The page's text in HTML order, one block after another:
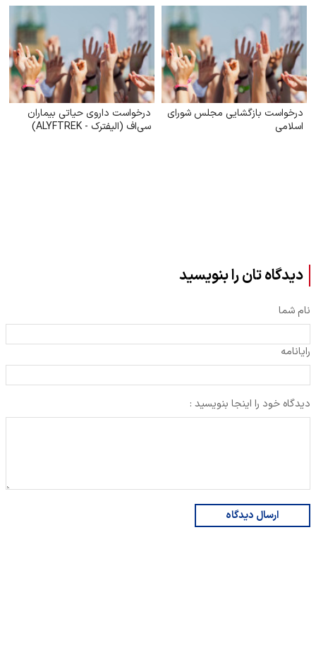
درخواست بازگشایی مجلس شورای
اسلامی
درخواست داروی حیاتی بیماران
سی‌اف (الیفترک - ALYFTREK)
دیدگاه تان را بنویسید
نام شما
رایانامه
دیدگاه خود را اینجا بنویسید :
ارسال دیدگاه